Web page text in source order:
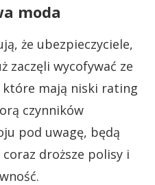
moda
że ubezpieczyciele,
zaczęli wycofywać ze
mają niski rating
czynników
pod uwagę, będą
droższe polisy i